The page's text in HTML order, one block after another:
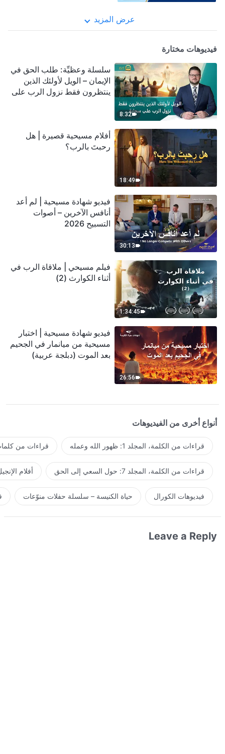
عرض المزيد
فيديوهات مختارة
8:32
سلسلة وعظيِّة: طلب الحق في
الإيمان – الويل لأولئك الذين
ينتظرون فقط نزول الرب على
18:49
أفلام مسيحية قصيرة | هل
رحبتَ بالرب؟
30:13
فيديو شهادة مسيحية | لم أعد
أنافس الآخرين – أصوات
التسبيح 2026
1:34:45
فيلم مسيحي | ملاقاة الرب في
أثناء الكوارث (2)
26:56
فيديو شهادة مسيحية | اختبار
مسيحية من ميانمار في الجحيم
بعد الموت (دبلجة عربية)
أنواع أخرى من الفيديوهات
قراءات من الكلمة، المجلد 1: ظهور الله وعمله قراءات من
قراءات من الكلمة، المجلد 7: حول السعي إلى الحق أفلام
فيديوهات الكورال حياة الكنيسة – سلسلة حفلات منوّعات
Leave a Reply